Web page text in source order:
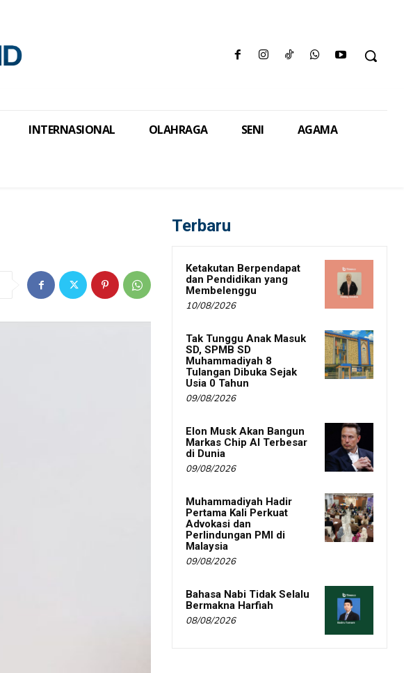
INTERNASIONAL OLAHRAGA SENI AGAMA
Terbaru
Ketakutan Berpendapat
dan Pendidikan yang
Membelenggu
10/08/2026
Tak Tunggu Anak Masuk
SD, SPMB SD
Muhammadiyah 8
Tulangan Dibuka Sejak
Usia 0 Tahun
09/08/2026
Elon Musk Akan Bangun
Markas Chip AI Terbesar
di Dunia
09/08/2026
Muhammadiyah Hadir
Pertama Kali Perkuat
Advokasi dan
Perlindungan PMI di
Malaysia
09/08/2026
Bahasa Nabi Tidak Selalu
Bermakna Harfiah
08/08/2026